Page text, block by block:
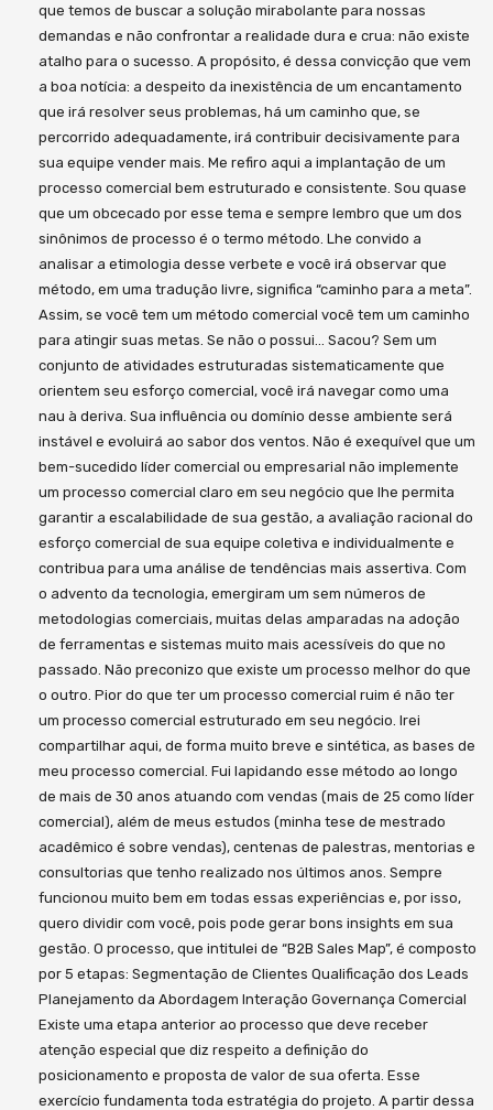
que temos de buscar a solução mirabolante para nossas
demandas e não confrontar a realidade dura e crua: não existe
atalho para o sucesso. A propósito, é dessa convicção que vem
a boa notícia: a despeito da inexistência de um encantamento
que irá resolver seus problemas, há um caminho que, se
percorrido adequadamente, irá contribuir decisivamente para
sua equipe vender mais. Me refiro aqui a implantação de um
processo comercial bem estruturado e consistente. Sou quase
que um obcecado por esse tema e sempre lembro que um dos
sinônimos de processo é o termo método. Lhe convido a
analisar a etimologia desse verbete e você irá observar que
método, em uma tradução livre, significa “caminho para a meta”.
Assim, se você tem um método comercial você tem um caminho
para atingir suas metas. Se não o possui… Sacou? Sem um
conjunto de atividades estruturadas sistematicamente que
orientem seu esforço comercial, você irá navegar como uma
nau à deriva. Sua influência ou domínio desse ambiente será
instável e evoluirá ao sabor dos ventos. Não é exequível que um
bem-sucedido líder comercial ou empresarial não implemente
um processo comercial claro em seu negócio que lhe permita
garantir a escalabilidade de sua gestão, a avaliação racional do
esforço comercial de sua equipe coletiva e individualmente e
contribua para uma análise de tendências mais assertiva. Com
o advento da tecnologia, emergiram um sem números de
metodologias comerciais, muitas delas amparadas na adoção
de ferramentas e sistemas muito mais acessíveis do que no
passado. Não preconizo que existe um processo melhor do que
o outro. Pior do que ter um processo comercial ruim é não ter
um processo comercial estruturado em seu negócio. Irei
compartilhar aqui, de forma muito breve e sintética, as bases de
meu processo comercial. Fui lapidando esse método ao longo
de mais de 30 anos atuando com vendas (mais de 25 como líder
comercial), além de meus estudos (minha tese de mestrado
acadêmico é sobre vendas), centenas de palestras, mentorias e
consultorias que tenho realizado nos últimos anos. Sempre
funcionou muito bem em todas essas experiências e, por isso,
quero dividir com você, pois pode gerar bons insights em sua
gestão. O processo, que intitulei de “B2B Sales Map”, é composto
por 5 etapas: Segmentação de Clientes Qualificação dos Leads
Planejamento da Abordagem Interação Governança Comercial
Existe uma etapa anterior ao processo que deve receber
atenção especial que diz respeito a definição do
posicionamento e proposta de valor de sua oferta. Esse
exercício fundamenta toda estratégia do projeto. A partir dessa